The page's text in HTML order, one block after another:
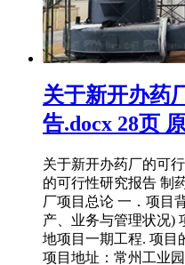
关于新开办药
告.docx 28页
关于新开办药厂的可
的可行性研究报告 制
厂项目总论 一．项目
产、业务与管理状况)
地项目一期工程. 项目
项目地址：常州工业